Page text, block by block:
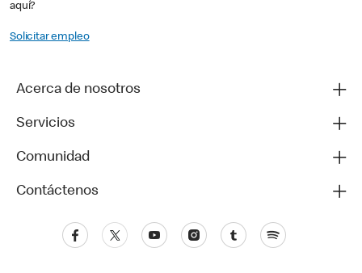
aquí?
Solicitar empleo
Acerca de nosotros
Servicios
Comunidad
Contáctenos